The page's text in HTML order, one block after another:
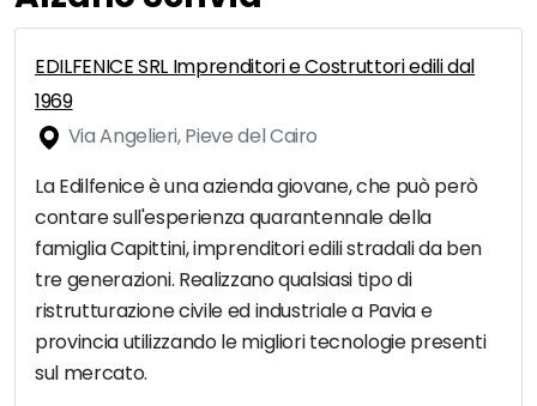
EDILFENICE SRL Imprenditori e Costruttori edili dal
1969
Via Angelieri, Pieve del Cairo
La Edilfenice è una azienda giovane, che può però
contare sull'esperienza quarantennale della
famiglia Capittini, imprenditori edili stradali da ben
tre generazioni. Realizzano qualsiasi tipo di
ristrutturazione civile ed industriale a Pavia e
provincia utilizzando le migliori tecnologie presenti
sul mercato.